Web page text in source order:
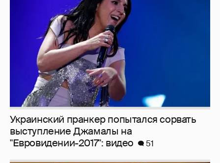
Украинский пранкер попытался сорвать
выступление Джамалы на
"Евровидении-2017": видео
51